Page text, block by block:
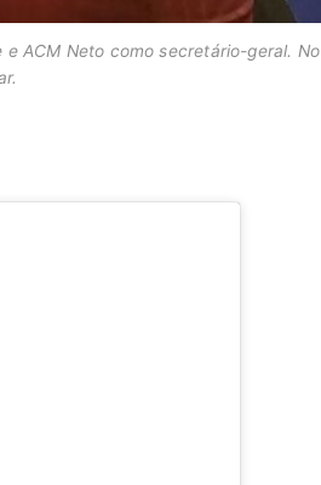
ACM Neto como secretário-geral. No